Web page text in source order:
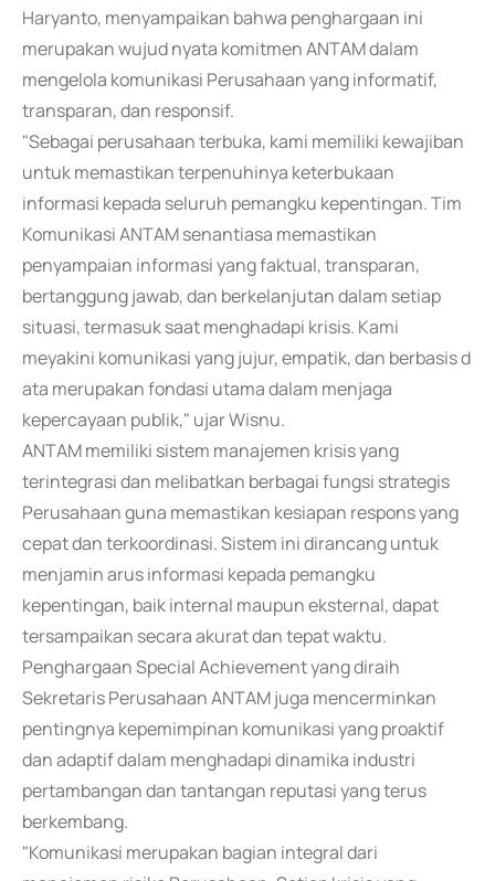
Haryanto, menyampaikan bahwa penghargaan ini
merupakan wujud nyata komitmen ANTAM dalam
mengelola komunikasi Perusahaan yang informatif,
transparan, dan responsif.
"Sebagai perusahaan terbuka, kami memiliki kewajiban
untuk memastikan terpenuhinya keterbukaan
informasi kepada seluruh pemangku kepentingan. Tim
Komunikasi ANTAM senantiasa memastikan
penyampaian informasi yang faktual, transparan,
bertanggung jawab, dan berkelanjutan dalam setiap
situasi, termasuk saat menghadapi krisis. Kami
meyakini komunikasi yang jujur, empatik, dan berbasis d
ata merupakan fondasi utama dalam menjaga
kepercayaan publik," ujar Wisnu.
ANTAM memiliki sistem manajemen krisis yang
terintegrasi dan melibatkan berbagai fungsi strategis
Perusahaan guna memastikan kesiapan respons yang
cepat dan terkoordinasi. Sistem ini dirancang untuk
menjamin arus informasi kepada pemangku
kepentingan, baik internal maupun eksternal, dapat
tersampaikan secara akurat dan tepat waktu.
Penghargaan Special Achievement yang diraih
Sekretaris Perusahaan ANTAM juga mencerminkan
pentingnya kepemimpinan komunikasi yang proaktif
dan adaptif dalam menghadapi dinamika industri
pertambangan dan tantangan reputasi yang terus
berkembang.
"Komunikasi merupakan bagian integral dari